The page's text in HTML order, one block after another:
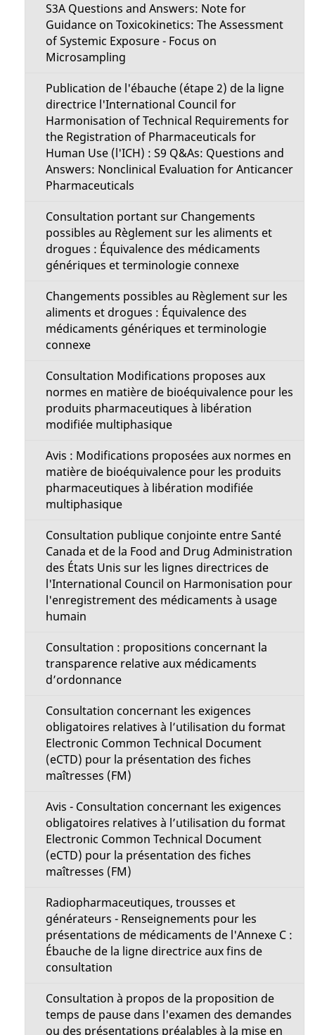
S3A Questions and Answers: Note for
Guidance on Toxicokinetics: The Assessment
of Systemic Exposure - Focus on
Microsampling
Publication de l'ébauche (étape 2) de la ligne
directrice l'International Council for
Harmonisation of Technical Requirements for
the Registration of Pharmaceuticals for
Human Use (l'ICH) : S9 Q&As: Questions and
Answers: Nonclinical Evaluation for Anticancer
Pharmaceuticals
Consultation portant sur Changements
possibles au Règlement sur les aliments et
drogues : Équivalence des médicaments
génériques et terminologie connexe
Changements possibles au Règlement sur les
aliments et drogues : Équivalence des
médicaments génériques et terminologie
connexe
Consultation Modifications proposes aux
normes en matière de bioéquivalence pour les
produits pharmaceutiques à libération
modifiée multiphasique
Avis : Modifications proposées aux normes en
matière de bioéquivalence pour les produits
pharmaceutiques à libération modifiée
multiphasique
Consultation publique conjointe entre Santé
Canada et de la Food and Drug Administration
des États Unis sur les lignes directrices de
l'International Council on Harmonisation pour
l'enregistrement des médicaments à usage
humain
Consultation : propositions concernant la
transparence relative aux médicaments
d’ordonnance
Consultation concernant les exigences
obligatoires relatives à l’utilisation du format
Electronic Common Technical Document
(eCTD) pour la présentation des fiches
maîtresses (FM)
Avis - Consultation concernant les exigences
obligatoires relatives à l’utilisation du format
Electronic Common Technical Document
(eCTD) pour la présentation des fiches
maîtresses (FM)
Radiopharmaceutiques, trousses et
générateurs - Renseignements pour les
présentations de médicaments de l'Annexe C :
Ébauche de la ligne directrice aux fins de
consultation
Consultation à propos de la proposition de
temps de pause dans l'examen des demandes
ou des présentations préalables à la mise en